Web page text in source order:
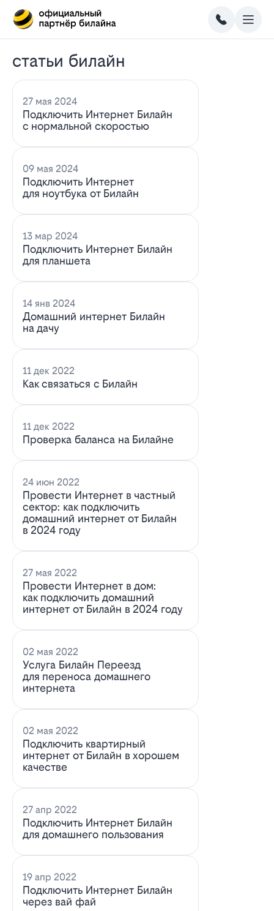
статьи билайн
27 мая 2024
Подключить Интернет Билайн
с нормальной скоростью
09 мая 2024
Подключить Интернет
для ноутбука от Билайн
13 мар 2024
Подключить Интернет Билайн
для планшета
14 янв 2024
Домашний интернет Билайн
на дачу
11 дек 2022
Как связаться с Билайн
11 дек 2022
Проверка баланса на Билайне
24 июн 2022
Провести Интернет в частный
сектор: как подключить
домашний интернет от Билайн
в 2024 году
27 мая 2022
Провести Интернет в дом:
как подключить домашний
интернет от Билайн в 2024 году
02 мая 2022
Услуга Билайн Переезд
для переноса домашнего
интернета
02 мая 2022
Подключить квартирный
интернет от Билайн в хорошем
качестве
27 апр 2022
Подключить Интернет Билайн
для домашнего пользования
19 апр 2022
Подключить Интернет Билайн
через вай фай